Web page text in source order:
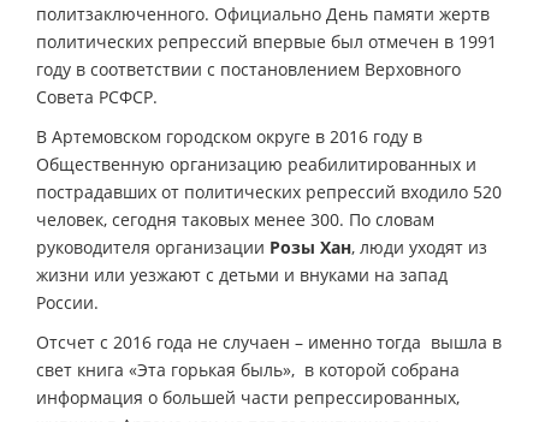
политзаключенного. Официально День памяти жертв
политических репрессий впервые был отмечен в 1991
году в соответствии с постановлением Верховного
Совета РСФСР.
В Артемовском городском округе в 2016 году в
Общественную организацию реабилитированных и
пострадавших от политических репрессий входило 520
человек, сегодня таковых менее 300. По словам
руководителя организации Розы Хан, люди уходят из
жизни или уезжают с детьми и внуками на запад
России.
Отсчет с 2016 года не случаен – именно тогда вышла в
свет книга «Эта горькая быль», в которой собрана
информация о большей части репрессированных,